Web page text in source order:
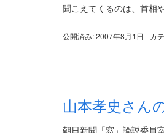
聞こえてくるのは、首
公開済み: 2007年8月1日 カ
山本孝史さん
朝日新聞「窓」論説委員